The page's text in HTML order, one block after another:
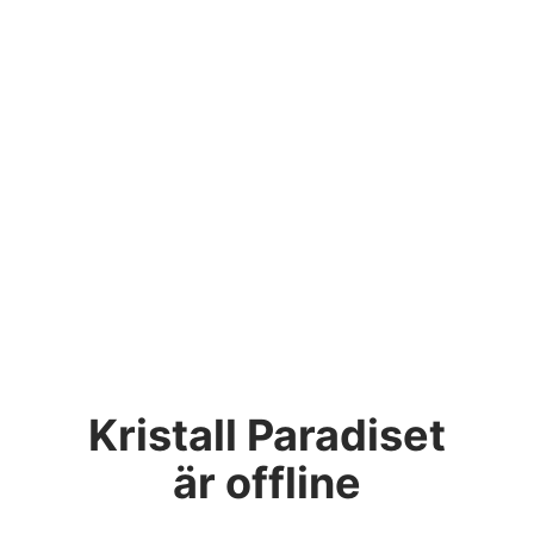
Kristall Paradiset
är offline